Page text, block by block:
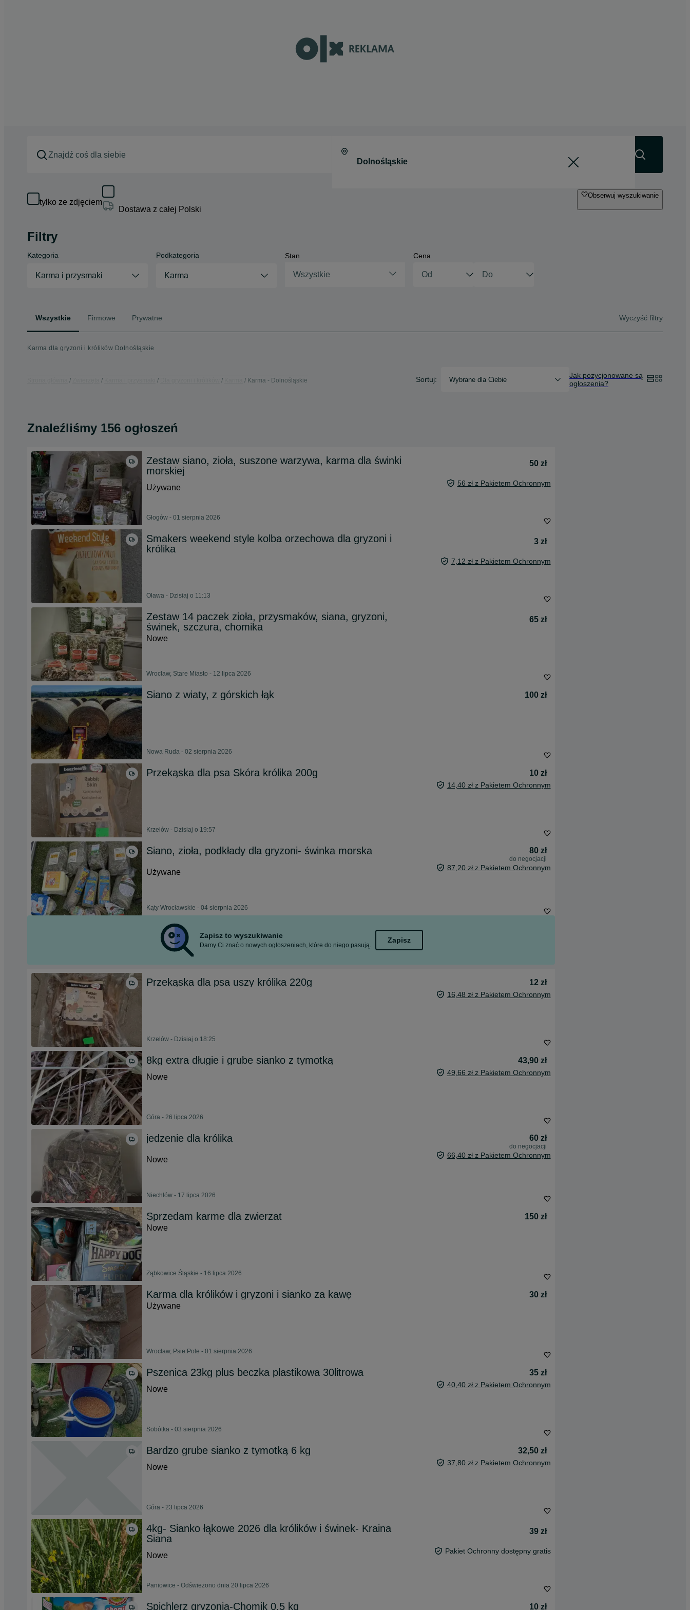
tylko ze zdjęciem
Dostawa z całej Polski
Obserwuj wyszukiwanie
Filtry
Kategoria
Karma i przysmaki
Podkategoria
Karma
Stan
Wszystkie
Cena
Wszystkie Firmowe Prywatne Wyczyść filtry
Karma dla gryzoni i królików Dolnośląskie
Karma - Dolnośląskie Sortuj: Wybrane dla Ciebie
Jak pozycjonowane są
ogłoszenia?
Znaleźliśmy 156 ogłoszeń
Zestaw siano, zioła, suszone warzywa, karma dla świnki
morskiej
50 zł
Używane 56 zł z Pakietem Ochronnym
Głogów - 01 sierpnia 2026
Smakers weekend style kolba orzechowa dla gryzoni i
królika
3 zł
7,12 zł z Pakietem Ochronnym
Oława - Dzisiaj o 11:13
Zestaw 14 paczek zioła, przysmaków, siana, gryzoni,
świnek, szczura, chomika
65 zł
Nowe
Wrocław, Stare Miasto - 12 lipca 2026
Siano z wiaty, z górskich łąk 100 zł
Nowa Ruda - 02 sierpnia 2026
Przekąska dla psa Skóra królika 200g 10 zł
14,40 zł z Pakietem Ochronnym
Krzelów - Dzisiaj o 19:57
Siano, zioła, podkłady dla gryzoni- świnka morska 80 zł
do negocjacji
Używane 87,20 zł z Pakietem Ochronnym
Kąty Wrocławskie - 04 sierpnia 2026
Zapisz to wyszukiwanie
Damy Ci znać o nowych ogłoszeniach, które do niego pasują.
Zapisz
Przekąska dla psa uszy królika 220g 12 zł
16,48 zł z Pakietem Ochronnym
Krzelów - Dzisiaj o 18:25
8kg extra długie i grube sianko z tymotką
43,90 zł
Nowe
49,66 zł z Pakietem Ochronnym
Góra - 26 lipca 2026
jedzenie dla królika 60 zł
do negocjacji
Nowe 66,40 zł z Pakietem Ochronnym
Niechlów - 17 lipca 2026
Sprzedam karme dla zwierzat
150 zł
Nowe
Ząbkowice Śląskie - 16 lipca 2026
Karma dla królików i gryzoni i sianko za kawę
30 zł
Używane
Wrocław, Psie Pole - 01 sierpnia 2026
Pszenica 23kg plus beczka plastikowa 30litrowa
35 zł
Nowe
40,40 zł z Pakietem Ochronnym
Sobótka - 03 sierpnia 2026
Bardzo grube sianko z tymotką 6 kg
32,50 zł
Nowe
37,80 zł z Pakietem Ochronnym
Góra - 23 lipca 2026
4kg- Sianko łąkowe 2026 dla królików i świnek- Kraina
Siana
39 zł
Nowe Pakiet Ochronny dostępny gratis
Paniowice - Odświeżono dnia 20 lipca 2026
Spichlerz gryzonia-Chomik 0,5 kg 10 zł